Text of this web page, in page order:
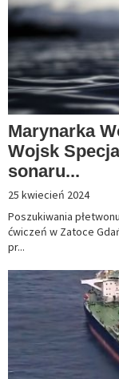
Marynarka
Wojsk
sonaru...
25 kwiecień 2024
Poszukiwania
ćwiczeń w Zatoce
pr...